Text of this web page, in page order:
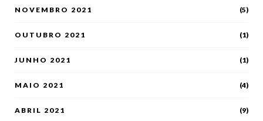
NOVEMBRO 2021 (5)
OUTUBRO 2021 (1)
JUNHO 2021 (1)
MAIO 2021 (4)
ABRIL 2021 (9)